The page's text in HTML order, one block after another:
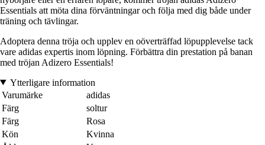
Essentials att möta dina förväntningar och följa med dig både under
träning och tävlingar.
Adoptera denna tröja och upplev en oöverträffad löpupplevelse tack
vare adidas expertis inom löpning. Förbättra din prestation på banan
med tröjan Adizero Essentials!
Ytterligare information
Varumärke
adidas
Färg
soltur
Färg
Rosa
Kön
Kvinna